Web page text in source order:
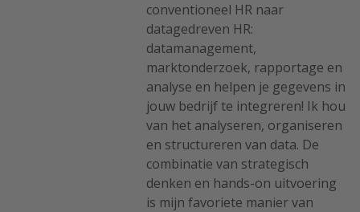
conventioneel HR naar
datagedreven HR:
datamanagement,
marktonderzoek, rapportage en
analyse en helpen je gegevens in
jouw bedrijf te integreren! Ik hou
van het analyseren, organiseren
en structureren van data. De
combinatie van strategisch
denken en hands-on uitvoering
is mijn favoriete manier van